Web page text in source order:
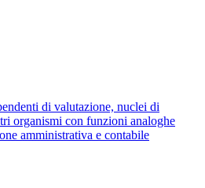
di valutazione, nuclei di
organismi con funzioni analoghe
amministrativa e contabile